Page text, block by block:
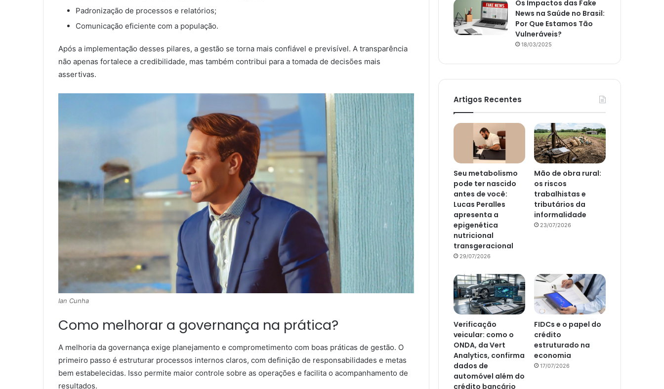
Padronização de processos e relatórios;
Comunicação eficiente com a população.
Após a implementação desses pilares, a gestão se torna mais confiável e previsível. A transparência
não apenas fortalece a credibilidade, mas também contribui para a tomada de decisões mais
assertivas.
Ian Cunha
Como melhorar a governança na prática?
A melhoria da governança exige planejamento e comprometimento com boas práticas de gestão. O
primeiro passo é estruturar processos internos claros, com definição de responsabilidades e metas
bem estabelecidas. Isso permite maior controle sobre as operações e facilita o acompanhamento de
resultados.
Os Impactos das Fake
News na Saúde no Brasil:
Por Que Estamos Tão
Vulneráveis?
18/03/2025
Artigos Recentes
Seu metabolismo
pode ter nascido
antes de você:
Lucas Peralles
apresenta a
epigenética
nutricional
transgeracional
29/07/2026
Mão de obra rural:
os riscos
trabalhistas e
tributários da
informalidade
23/07/2026
Verificação
veicular: como o
ONDA, da Vert
Analytics, confirma
dados de
automóvel além do
crédito bancário
FIDCs e o papel do
crédito
estruturado na
economia
17/07/2026